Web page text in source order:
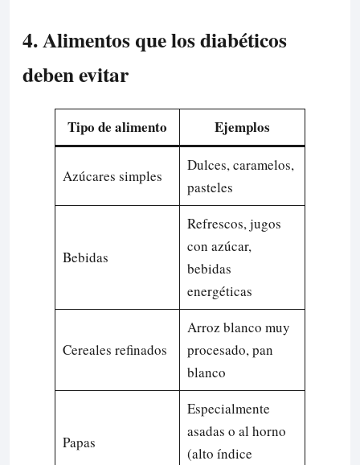
4. Alimentos que los diabéticos
deben evitar
Tipo de alimento Ejemplos
Azúcares simples
Dulces, caramelos,
pasteles
Bebidas
Refrescos, jugos
con azúcar,
bebidas
energéticas
Cereales refinados
Arroz blanco muy
procesado, pan
blanco
Papas
Especialmente
asadas o al horno
(alto índice